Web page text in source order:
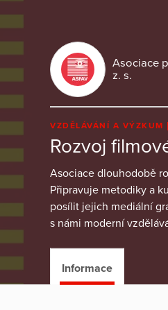
Asociace
z. s.
VZDĚLÁVÁNÍ A VÝZKUM
Rozvoj
Asociace dlouhodobě
Připravuje metodiky a
posílit jejich mediální
s námi moderní
Informace